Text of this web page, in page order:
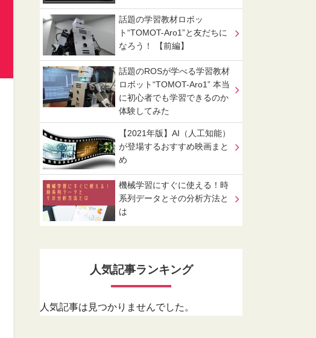
話題の学習教材ロボッ
ト“TOMOT-Aro1”と友だちに
なろう！ 【前編】
話題のROSが学べる学習教材
ロボット“TOMOT-Aro1” 本当
に初心者でも学習できるのか
体験してみた
【2021年版】AI（人工知能）
が登場するおすすめ映画まと
め
機械学習にすぐに使える！時
系列データとその分析方法と
は
人気記事ランキング
人気記事は見つかりませんでした。